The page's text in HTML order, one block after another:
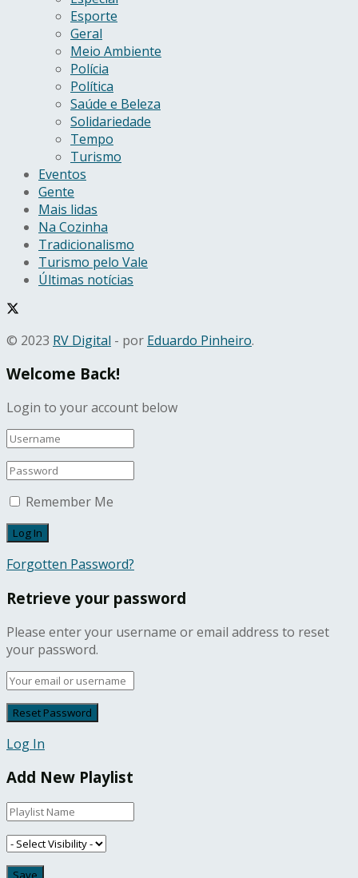
Esporte
Geral
Meio Ambiente
Polícia
Política
Saúde e Beleza
Solidariedade
Tempo
Turismo
Eventos
Gente
Mais lidas
Na Cozinha
Tradicionalismo
Turismo pelo Vale
Últimas notícias
© 2023 RV Digital - por Eduardo Pinheiro.
Welcome Back!
Login to your account below
Remember Me
Forgotten Password?
Retrieve your password
Please enter your username or email address to reset
your password.
Log In
Add New Playlist